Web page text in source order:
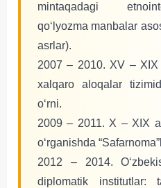
mintaqadagi
qoʻlyozma manbalar
asrlar).
2007 – 2010. XV –
xalqaro aloqalar
oʻrni.
2009 – 2011. X – XIX
oʻrganishda
2012 – 2014.
diplomatik institutlar: